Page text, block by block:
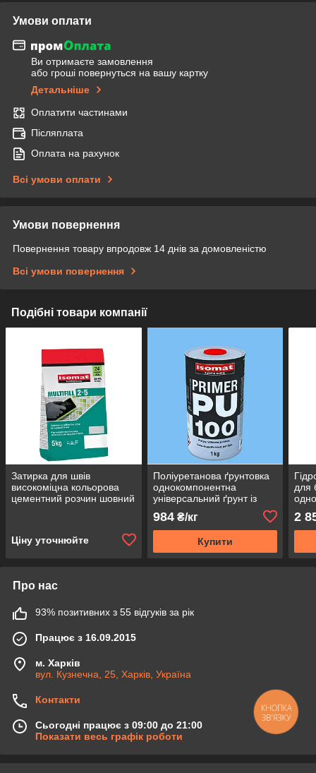
Умови оплати
Ви отримаєте замовлення
або гроші повернуться на вашу картку
Детальніше
Оплатити частинами
Післяплата
Оплата на рахунок
Всі умови оплати
Умови повернення
Повернення товару впродовж 14 днів за домовленістю
Всі умови повернення
Подібні товари компанії
Затирка для швів
високоміцна кольорова
цементний розчин шовний
Ціну уточнюйте
Поліуретанова ґрунтовка
однокомпонентна
універсальний ґрунт із
високою адгезією Isomat
Primer PU 100
984₴/кг
Купити
для
2
Про нас
93% позитивних з 55 відгуків за рік
Працює з 16.09.2015
м. Харків
вул. Кузнечна, 25, Харків, Україна
Контакти
Сьогодні працює з 09:00 до 21:00
Показати весь графік роботи
КНОПКА
ЗВ'ЯЗКУ